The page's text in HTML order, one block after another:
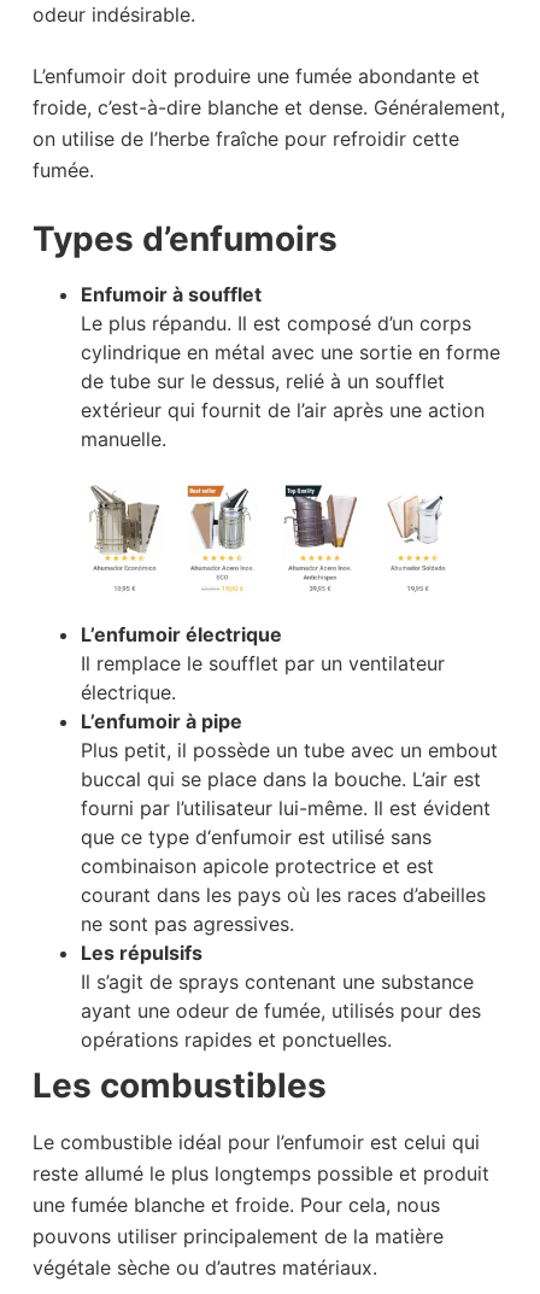
odeur indésirable.
L’enfumoir doit produire une fumée abondante et
froide, c’est-à-dire blanche et dense. Généralement,
on utilise de l’herbe fraîche pour refroidir cette
fumée.
Types d’enfumoirs
Enfumoir à soufflet
Le plus répandu. Il est composé d’un corps
cylindrique en métal avec une sortie en forme
de tube sur le dessus, relié à un soufflet
extérieur qui fournit de l’air après une action
manuelle.
L’enfumoir électrique
Il remplace le soufflet par un ventilateur
électrique.
L’enfumoir à pipe
Plus petit, il possède un tube avec un embout
buccal qui se place dans la bouche. L’air est
fourni par l’utilisateur lui-même. Il est évident
que ce type d‘enfumoir est utilisé sans
combinaison apicole protectrice et est
courant dans les pays où les races d’abeilles
ne sont pas agressives.
Les répulsifs
Il s’agit de sprays contenant une substance
ayant une odeur de fumée, utilisés pour des
opérations rapides et ponctuelles.
Les combustibles
Le combustible idéal pour l’enfumoir est celui qui
reste allumé le plus longtemps possible et produit
une fumée blanche et froide. Pour cela, nous
pouvons utiliser principalement de la matière
végétale sèche ou d’autres matériaux.